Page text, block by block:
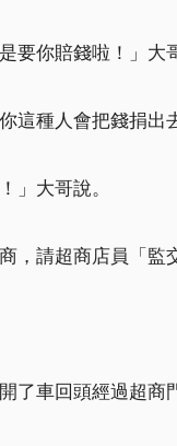
要你賠錢啦！」大
這種人會把錢捐出
」大哥說。
，請超商店員「監
了車回頭經過超